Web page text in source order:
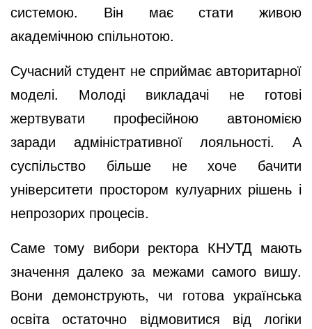
системою. Він має стати живою
академічною спільнотою.
Сучасний студент не сприймає авторитарної
моделі. Молоді викладачі не готові
жертвувати професійною автономією
заради адміністративної лояльності. А
суспільство більше не хоче бачити
університети простором кулуарних рішень і
непрозорих процесів.
Саме тому вибори ректора КНУТД мають
значення далеко за межами самого вишу.
Вони демонструють, чи готова українська
освіта остаточно відмовитися від логіки